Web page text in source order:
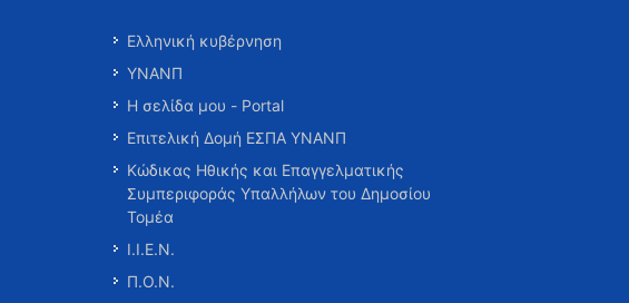
Ελληνική κυβέρνηση
ΥΝΑΝΠ
Η σελίδα μου - Portal
Επιτελική Δομή ΕΣΠΑ ΥΝΑΝΠ
Κώδικας Ηθικής και Επαγγελματικής
Συμπεριφοράς Υπαλλήλων του Δημοσίου
Τομέα
Ι.Ι.Ε.Ν.
Π.Ο.Ν.